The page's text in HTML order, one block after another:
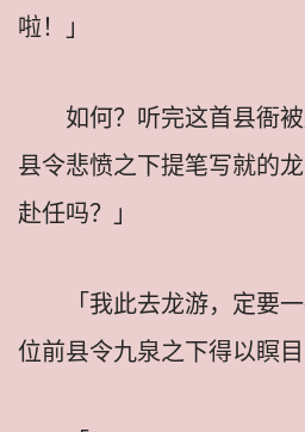
啦！」
如何？听完这首县衙
县令悲愤之下提笔写就的
赴任吗？」
「我此去龙游，定要
位前县令九泉之下得以瞑目